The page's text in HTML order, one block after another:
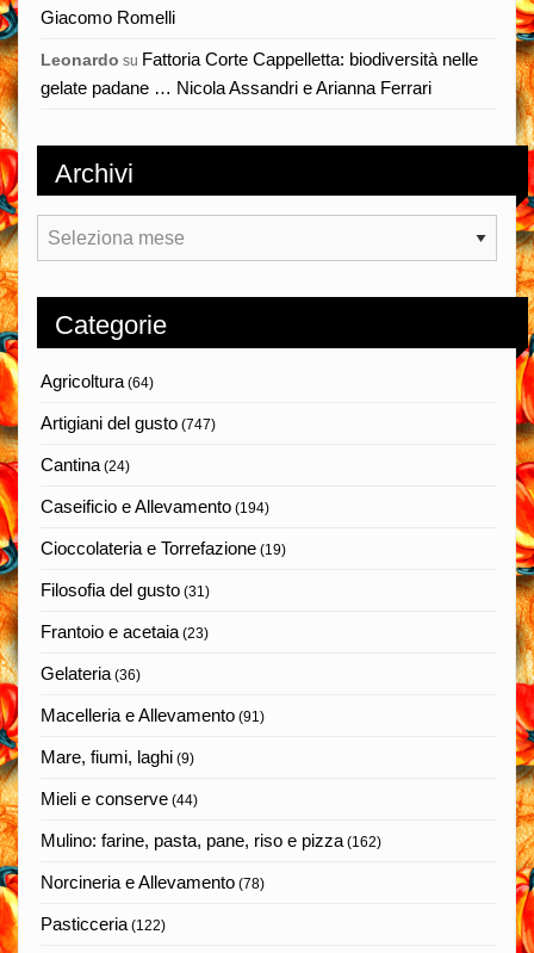
Giacomo Romelli
Leonardo su Fattoria Corte Cappelletta: biodiversità nelle
gelate padane … Nicola Assandri e Arianna Ferrari
Archivi
Archivi
Categorie
Agricoltura (64)
Artigiani del gusto (747)
Cantina (24)
Caseificio e Allevamento (194)
Cioccolateria e Torrefazione (19)
Filosofia del gusto (31)
Frantoio e acetaia (23)
Gelateria (36)
Macelleria e Allevamento (91)
Mare, fiumi, laghi (9)
Mieli e conserve (44)
Mulino: farine, pasta, pane, riso e pizza (162)
Norcineria e Allevamento (78)
Pasticceria (122)